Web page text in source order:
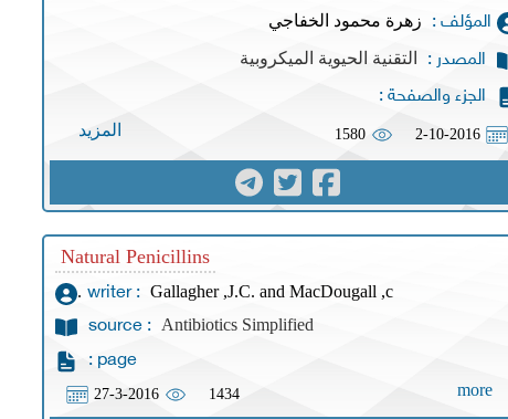
المؤلف : زهرة محمود الخفاجي
المصدر : التقنية الحيوية الميكروبية
الجزء والصفحة :
2-10-2016
1580 المزيد
Natural Penicillins
writer : Gallagher ,J.C. and MacDougall ,c.
source : Antibiotics Simplified
page :
27-3-2016 1434 more